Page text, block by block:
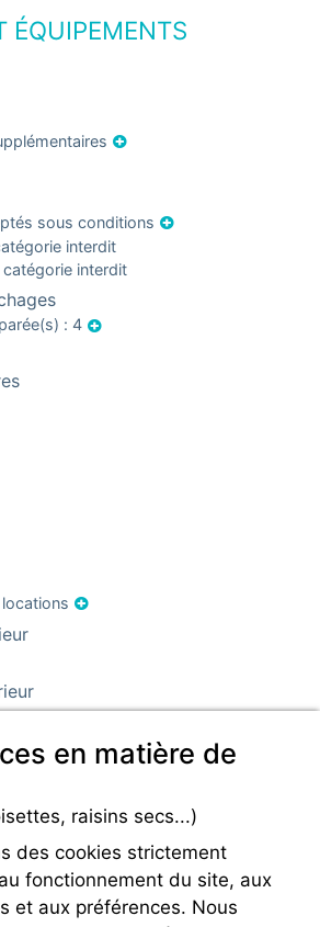
ÉQUIPEMENTS
: acceptés sous conditions
interdit
interdit
Chambre(s) séparée(s) : 4
en matière de
raisins secs...)
des cookies strictement
fonctionnement du site, aux
et aux préférences. Nous